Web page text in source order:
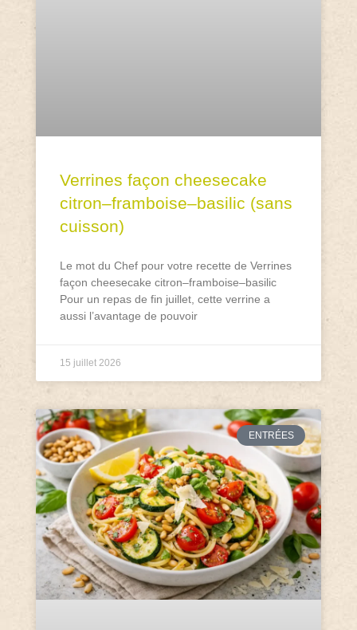
Verrines façon cheesecake
citron–framboise–basilic (sans
cuisson)
Le mot du Chef pour votre recette de Verrines
façon cheesecake citron–framboise–basilic
Pour un repas de fin juillet, cette verrine a
aussi l’avantage de pouvoir
15 juillet 2026
ENTRÉES